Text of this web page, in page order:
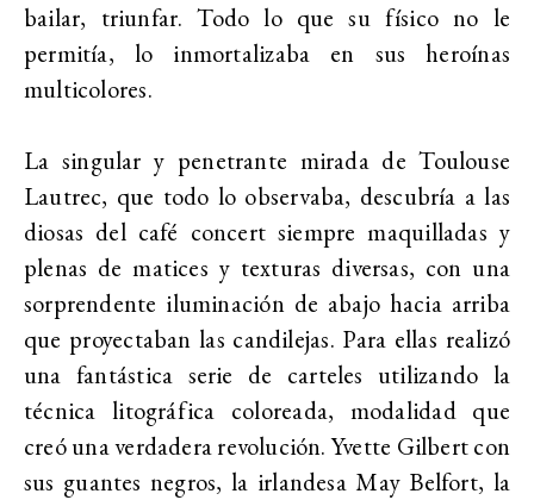
bailar, triunfar. Todo lo que su físico no le
permitía, lo inmortalizaba en sus heroínas
multicolores.
La singular y penetrante mirada de Toulouse
Lautrec, que todo lo observaba, descubría a las
diosas del café concert siempre maquilladas y
plenas de matices y texturas diversas, con una
sorprendente iluminación de abajo hacia arriba
que proyectaban las candilejas. Para ellas realizó
una fantástica serie de carteles utilizando la
técnica litográfica coloreada, modalidad que
creó una verdadera revolución. Yvette Gilbert con
sus guantes negros, la irlandesa May Belfort, la